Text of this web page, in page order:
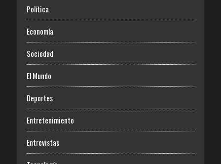
Política
Economía
Sociedad
El Mundo
Deportes
Entretenimiento
Entrevistas